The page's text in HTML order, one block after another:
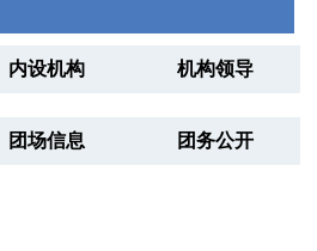
内设机构 机构领导
团场信息 团务公开